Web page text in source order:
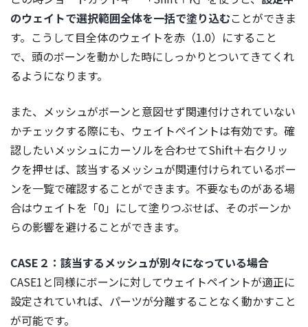
のウェイトで選択範囲全体を一括で塗り込むことができま
す。こうして目全体のウェイトを赤（1.0）にすること
で、頭のボーンを動かした時にしっかりとついてきてくれ
るようになります。
また、メッシュがボーンと意図せず関連付けされていない
かチェックする際にも、ウェイトペイントは有効です。確
認したいメッシュにカーソルを合わせてShift＋右クリッ
クを押せば、該当するメッシュが関連付けられているボー
ンを一覧で確認することができます。不要なものがある場
合はウェイトを「0」にして塗りつぶせば、そのボーンか
らの影響を避けることができます。
CASE２：該当するメッシュが別々になっている場合
CASE1と同様にボーンに対してウェイトペイントが適正に
設定されていれば、パーツが分離することなく動かすこと
が可能です。